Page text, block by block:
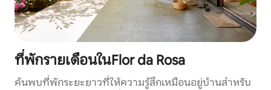
ที่พักรายเดือนในFlor da Rosa
ค้นพบที่พักระยะยาวที่ให้ความรู้สึกเหมือนอยู่บ้านสำหรับ